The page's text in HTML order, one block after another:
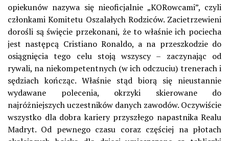
opiekunów nazywa się nieoficjalnie „KORowcami”, czyli
członkami Komitetu Oszalałych Rodziców. Zacietrzewieni
dorośli są święcie przekonani, że to właśnie ich pociecha
jest następcą Cristiano Ronaldo, a na przeszkodzie do
osiągnięcia tego celu stoją wszyscy – zaczynając od
rywali, na niekompetentnych (w ich odczuciu) trenerach i
sędziach kończąc. Właśnie stąd biorą się nieustannie
wydawane polecenia, okrzyki skierowane do
najróżniejszych uczestników danych zawodów. Oczywiście
wszystko dla dobra kariery przyszłego napastnika Realu
Madryt. Od pewnego czasu coraz częściej na płotach